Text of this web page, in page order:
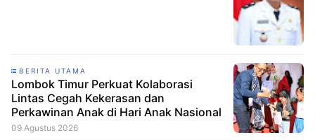
BERITA UTAMA
Lombok Timur Perkuat Kolaborasi
Lintas Cegah Kekerasan dan
Perkawinan Anak di Hari Anak Nasional
09 Agustus 2026